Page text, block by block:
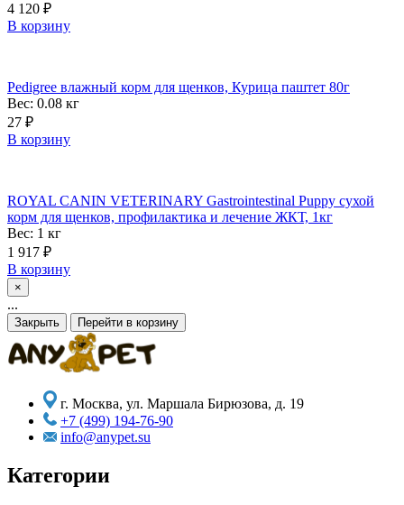
4 120 ₽
В корзину
Pedigree влажный корм для щенков, Курица паштет 80г
Вес: 0.08 кг
27 ₽
В корзину
ROYAL CANIN VETERINARY Gastrointestinal Puppy сухой
корм для щенков, профилактика и лечение ЖКТ, 1кг
Вес: 1 кг
1 917 ₽
В корзину
×
...
Закрыть Перейти в корзину
г. Москва, ул. Маршала Бирюзова, д. 19
+7 (499) 194-76-90
info@anypet.su
Категории